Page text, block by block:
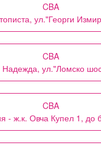
CBA
ул."Георги
CBA
ул."Ломско
CBA
- ж.к. Овча Купел 1, до